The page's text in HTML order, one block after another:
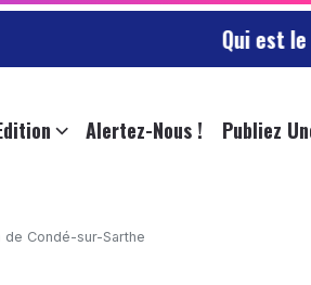
Qui est le futur
Alertez-Nous ! Publiez
de Condé-sur-Sarthe